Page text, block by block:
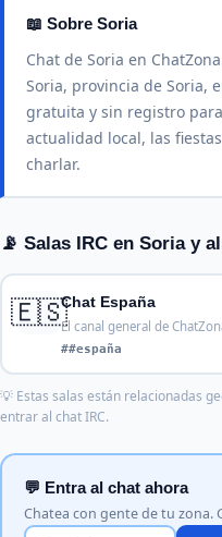
📖 Sobre Soria
Chat de Soria en
Soria, provincia de Soria,
gratuita y sin registro
actualidad local, las
charlar.
📡 Salas IRC en Soria y
🇪🇸Chat España
El canal general de
##españa
💡 Estas salas están relacionadas
entrar al chat IRC.
💬 Entra al chat ahora
Chatea con gente de tu zona.